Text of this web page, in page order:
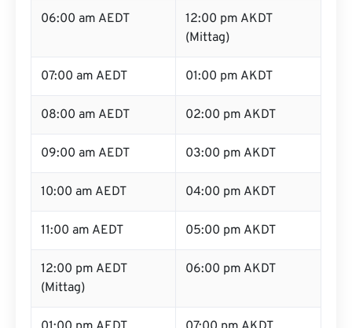
06:00 am AEDT
12:00 pm AKDT
(Mittag)
07:00 am AEDT 01:00 pm AKDT
08:00 am AEDT 02:00 pm AKDT
09:00 am AEDT 03:00 pm AKDT
10:00 am AEDT 04:00 pm AKDT
11:00 am AEDT 05:00 pm AKDT
12:00 pm AEDT
(Mittag)
06:00 pm AKDT